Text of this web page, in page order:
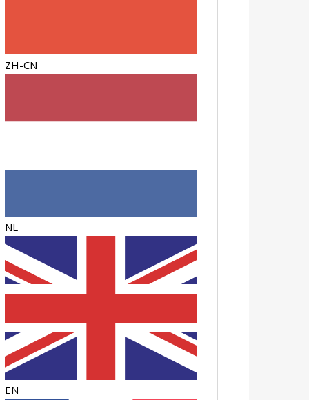
ZH-CN
NL
EN